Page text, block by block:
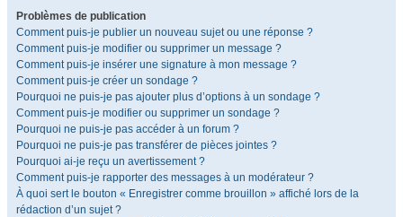
Problèmes de publication
Comment puis-je publier un nouveau sujet ou une réponse ?
Comment puis-je modifier ou supprimer un message ?
Comment puis-je insérer une signature à mon message ?
Comment puis-je créer un sondage ?
Pourquoi ne puis-je pas ajouter plus d’options à un sondage ?
Comment puis-je modifier ou supprimer un sondage ?
Pourquoi ne puis-je pas accéder à un forum ?
Pourquoi ne puis-je pas transférer de pièces jointes ?
Pourquoi ai-je reçu un avertissement ?
Comment puis-je rapporter des messages à un modérateur ?
À quoi sert le bouton « Enregistrer comme brouillon » affiché lors de la
rédaction d’un sujet ?